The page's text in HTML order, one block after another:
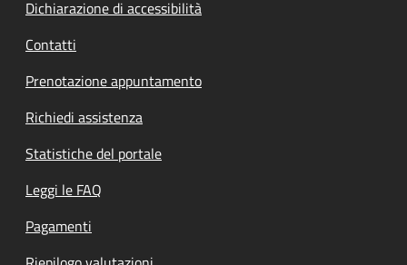
Dichiarazione di accessibilità
Contatti
Prenotazione appuntamento
Richiedi assistenza
Statistiche del portale
Leggi le FAQ
Pagamenti